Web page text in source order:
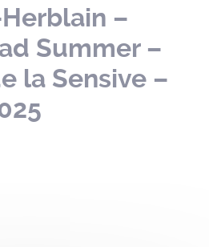
–
Summer –
la Sensive –